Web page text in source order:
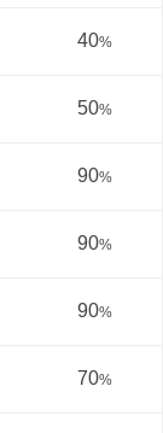
40%
50%
90%
90%
90%
70%